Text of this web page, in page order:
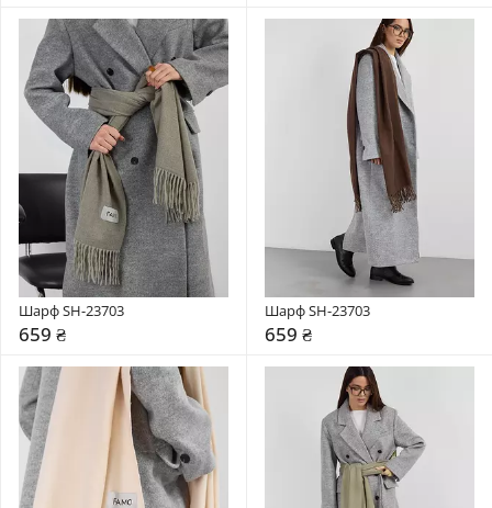
Шарф SH-23703
659 ₴
Шарф SH-23703
659 ₴